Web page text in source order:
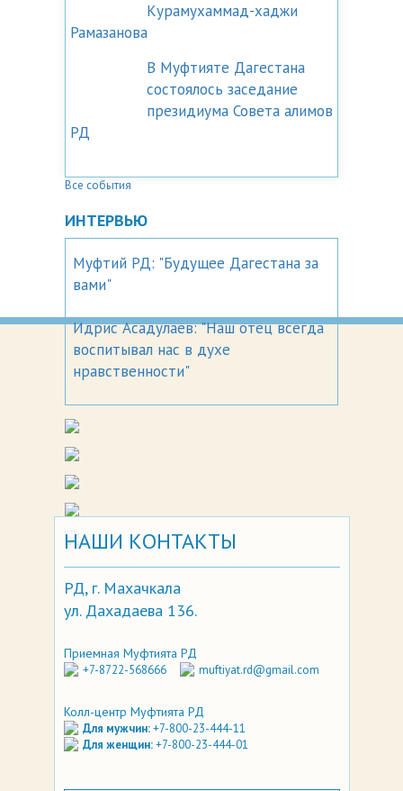
Курамухаммад-хаджи
Рамазанова
В Муфтияте Дагестана
состоялось заседание
президиума Совета алимов
РД
Все события
ИНТЕРВЬЮ
Муфтий РД: "Будущее Дагестана за
вами"
Идрис Асадулаев: "Наш отец всегда
воспитывал нас в духе
нравственности"
НАШИ КОНТАКТЫ
РД, г. Махачкала
ул. Дахадаева 136.
Приемная Муфтията РД
+7-8722-568666 muftiyat.rd@gmail.com
Колл-центр Муфтията РД
Для мужчин:+7-800-23-444-11
Для женщин:+7-800-23-444-01